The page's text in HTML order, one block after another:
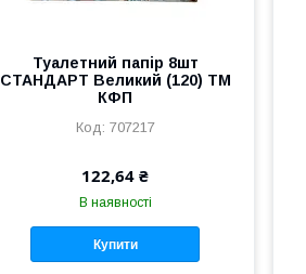
Туалетний папір 8шт
СТАНДАРТ Великий (120) ТМ
КФП
707217
122,64 ₴
В наявності
Купити